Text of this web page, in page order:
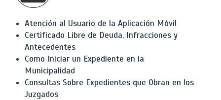
Atención al Usuario de la Aplicación Móvil
Certificado Libre de Deuda, Infracciones y
Antecedentes
Como Iniciar un Expediente en la
Municipalidad
Consultas Sobre Expedientes que Obran en los
Juzgados